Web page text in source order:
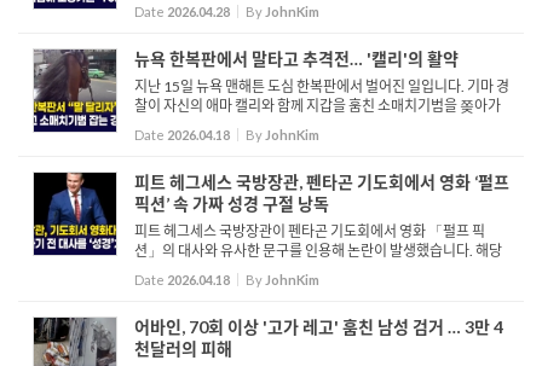
유행의 일환으로, 참...
Date 2026.04.28 By JohnKim
뉴욕 한복판에서 말타고 추격전… '캘리'의 활약
지난 15일 뉴욕 맨해튼 도심 한복판에서 벌어진 일입니다. 기마 경
찰이 자신의 애마 캘리와 함께 지갑을 훔친 소매치기범을 쫒아가
고 있습니다. 소매치기범은 경찰의 지시에 따르지않고 계속 도주
합니다. 하지만 이를 목격한 시민의 도움으로 소매치기범은 멀...
Date 2026.04.18 By JohnKim
피트 헤그세스 국방장관, 펜타곤 기도회에서 영화 ‘펄프
픽션’ 속 가짜 성경 구절 낭독
피트 헤그세스 국방장관이 펜타곤 기도회에서 영화 「펄프 픽
션」의 대사와 유사한 문구를 인용해 논란이 발생했습니다. 해당
발언은 성경 에스겔 25장 17절에서 영감을 받은 것으로 설명됐지
만, 실제로는 영화와 각본에서 변형된 표현에 더 가깝다는 점과
Date 2026.04.18 By JohnKim
어바인, 70회 이상 '고가 레고' 훔친 남성 검거 … 3만 4
천달러의 피해